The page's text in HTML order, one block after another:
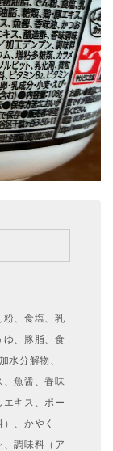
粉、食塩、乳
、豚脂、食
水分解物、
、魚醤、香味
キス、ポー
、かやく
、調味料（ア